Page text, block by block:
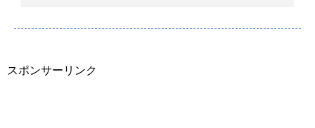
スポンサーリンク